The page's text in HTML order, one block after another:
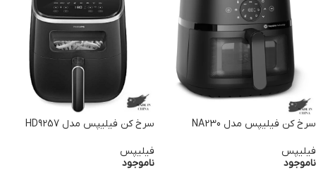
سرخ کن فیلیپس مدل NA230
فیلیپس
ناموجود
سرخ کن فیلیپس مدل HD9257
فیلیپس
ناموجود